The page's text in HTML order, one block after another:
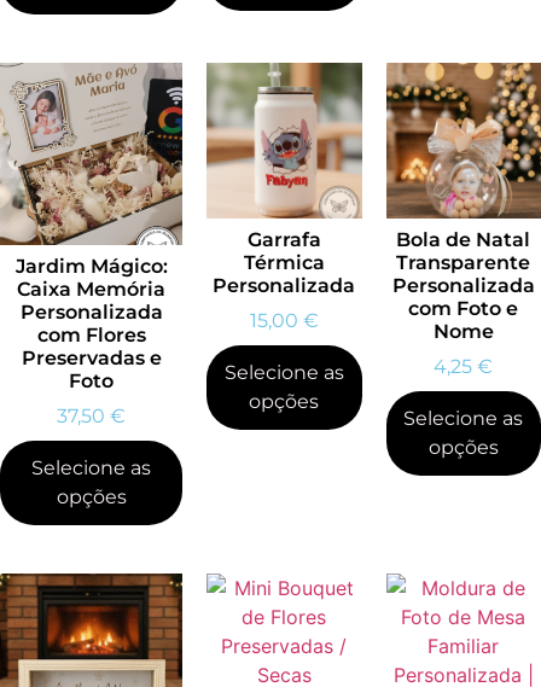
Jardim Mágico:
Caixa Memória
Personalizada
com Flores
Preservadas e
Foto
37,50 €
Selecione as
opções
Garrafa
Térmica
Personalizada
15,00 €
Selecione as
opções
Bola de Natal
Transparente
Personalizada
com Foto e
Nome
4,25€
Selecione as
opções